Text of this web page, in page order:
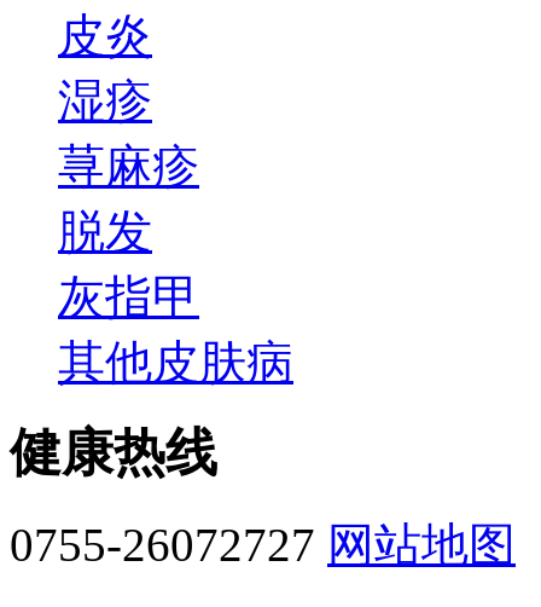
皮炎
湿疹
荨麻疹
脱发
灰指甲
其他皮肤病
健康热线
0755-26072727 网站地图